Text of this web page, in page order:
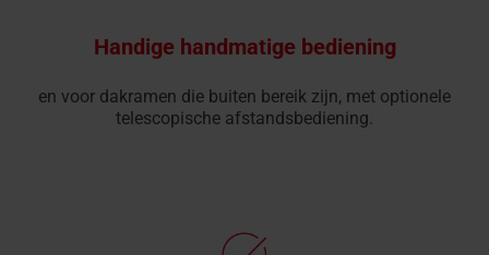
Handige handmatige bediening
en voor dakramen die buiten bereik zijn, met optionele
telescopische afstandsbediening.